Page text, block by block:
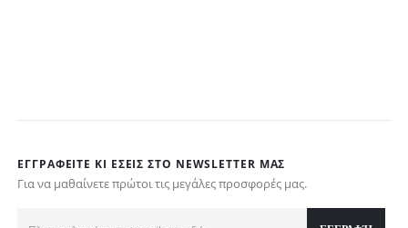
ΕΓΓΡΑΦΕΊΤΕ ΚΙ ΕΣΕΊΣ ΣΤΟ NEWSLETTER ΜΑΣ
Για να μαθαίνετε πρώτοι τις μεγάλες προσφορές μας.